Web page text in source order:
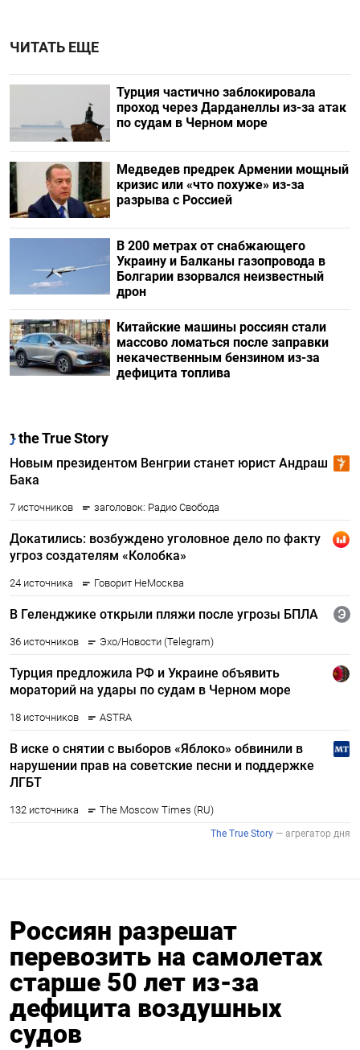
ЧИТАТЬ ЕЩЕ
Турция частично заблокировала
проход через Дарданеллы из-за атак
по судам в Черном море
Медведев предрек Армении мощный
кризис или «что похуже» из-за
разрыва с Россией
В 200 метрах от снабжающего
Украину и Балканы газопровода в
Болгарии взорвался неизвестный
дрон
Китайские машины россиян стали
массово ломаться после заправки
некачественным бензином из-за
дефицита топлива
Россиян разрешат
перевозить на самолетах
старше 50 лет из-за
дефицита воздушных
судов